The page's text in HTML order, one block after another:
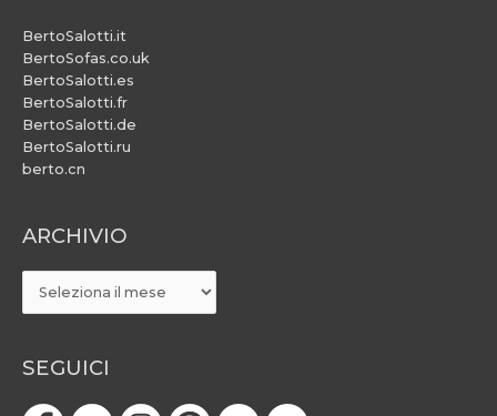
BertoSalotti.it
BertoSofas.co.uk
BertoSalotti.es
BertoSalotti.fr
BertoSalotti.de
BertoSalotti.ru
berto.cn
ARCHIVIO
ARCHIVIO
SEGUICI